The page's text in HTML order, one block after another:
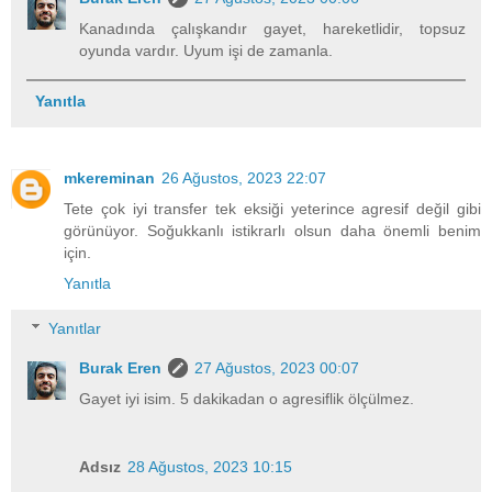
Kanadında çalışkandır gayet, hareketlidir, topsuz
oyunda vardır. Uyum işi de zamanla.
Yanıtla
mkereminan 26 Ağustos, 2023 22:07
Tete çok iyi transfer tek eksiği yeterince agresif değil gibi
görünüyor. Soğukkanlı istikrarlı olsun daha önemli benim
için.
Yanıtla
Yanıtlar
Burak Eren
27 Ağustos, 2023 00:07
Gayet iyi isim. 5 dakikadan o agresiflik ölçülmez.
Adsız 28 Ağustos, 2023 10:15